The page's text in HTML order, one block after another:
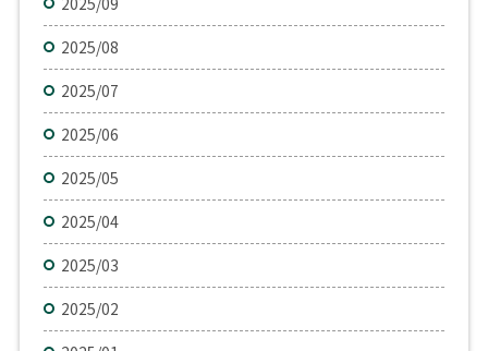
2025/08
2025/07
2025/06
2025/05
2025/04
2025/03
2025/02